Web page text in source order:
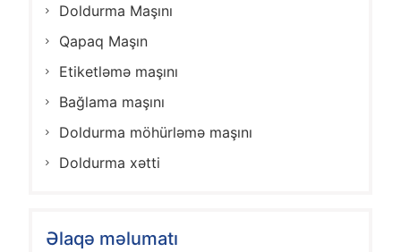
Doldurma Maşını
Qapaq Maşın
Etiketləmə maşını
Bağlama maşını
Doldurma möhürləmə maşını
Doldurma xətti
Əlaqə məlumatı